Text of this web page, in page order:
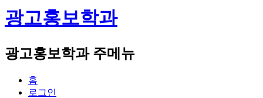
광고홍보학과
광고홍보학과 주메뉴
홈
로그인